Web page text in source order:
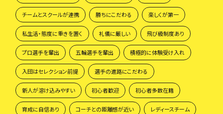
チームとスクールが連携 勝ちにこだわる 楽しくが第一
私生活・態度に重きを置く 礼儀に厳しい 飛び級制度あり
プロ選手を輩出 五輪選手を輩出 積極的に体験受け入れ
入団はセレクション前提 選手の進路にこだわる
新人が溶け込みやすい 初心者歓迎 初心者多数在籍
育成に自信あり コーチとの距離感が近い レディースチーム